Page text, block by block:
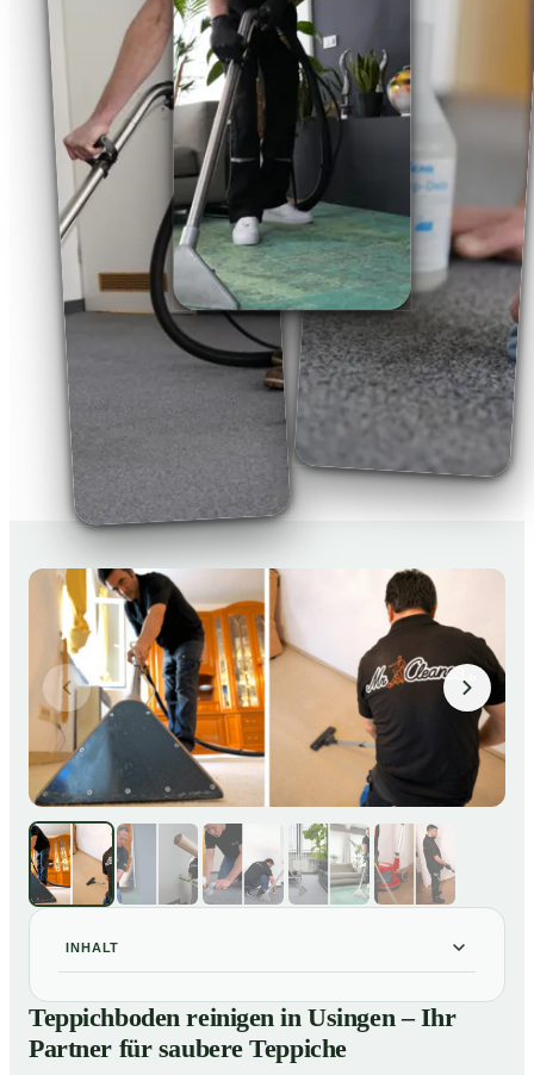
INHALT
01Teppichboden reinigen in Usingen – Ihr Partner für
saubere Teppiche
Unsere Leistungen beim Teppichboden reinigen in
Teppichboden reinigen in Usingen – Ihr
Partner für saubere Teppiche